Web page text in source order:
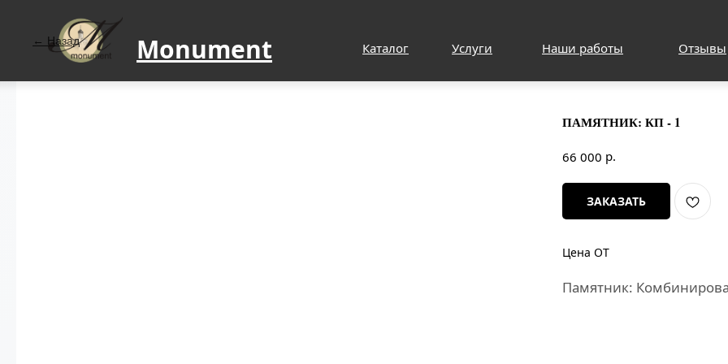
Назад
ПАМЯТНИК: КП - 1
66 000 р.
ЗАКАЗАТЬ
Цена ОТ
Памятник:
Monument Каталог Услуги Наши работы Отзывы